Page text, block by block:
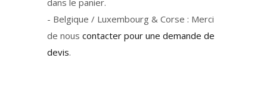
dans le panier.
- Belgique / Luxembourg & Corse : Merci
de nous contacter pour une demande de
devis.